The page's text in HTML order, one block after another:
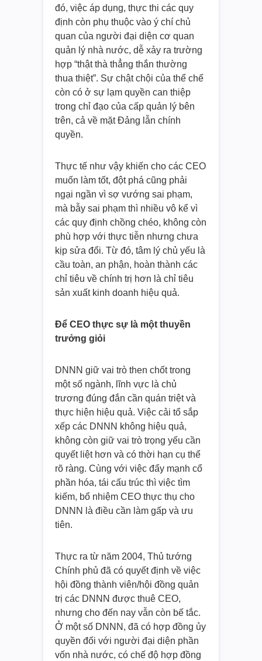
đó, việc áp dụng, thực thi các quy
định còn phụ thuộc vào ý chí chủ
quan của người đại diện cơ quan
quản lý nhà nước, dễ xảy ra trường
hợp “thật thà thẳng thắn thường
thua thiệt”. Sự chật chội của thể chế
còn có ở sự lạm quyền can thiệp
trong chỉ đạo của cấp quản lý bên
trên, cả về mặt Đảng lẫn chính
quyền.
Thực tế như vậy khiến cho các CEO
muốn làm tốt, đột phá cũng phải
ngại ngần vì sợ vướng sai phạm,
mà bẫy sai phạm thì nhiều vô kể vì
các quy định chồng chéo, không còn
phù hợp với thực tiễn nhưng chưa
kịp sửa đổi. Từ đó, tâm lý chủ yếu là
cầu toàn, an phận, hoàn thành các
chỉ tiêu về chính trị hơn là chỉ tiêu
sản xuất kinh doanh hiệu quả.
Để CEO thực sự là một thuyền
trưởng giỏi
DNNN giữ vai trò then chốt trong
một số ngành, lĩnh vực là chủ
trương đúng đắn cần quán triệt và
thực hiện hiệu quả. Việc cải tổ sắp
xếp các DNNN không hiệu quả,
không còn giữ vai trò trọng yếu cần
quyết liệt hơn và có thời hạn cụ thể
rõ ràng. Cùng với việc đẩy mạnh cổ
phần hóa, tái cấu trúc thì việc tìm
kiếm, bổ nhiệm CEO thực thụ cho
DNNN là điều cần làm gấp và ưu
tiên.
Thực ra từ năm 2004, Thủ tướng
Chính phủ đã có quyết định về việc
hội đồng thành viên/hội đồng quản
trị các DNNN được thuê CEO,
nhưng cho đến nay vẫn còn bế tắc.
Ở một số DNNN, đã có hợp đồng ủy
quyền đối với người đại diện phần
vốn nhà nước, có chế độ hợp đồng